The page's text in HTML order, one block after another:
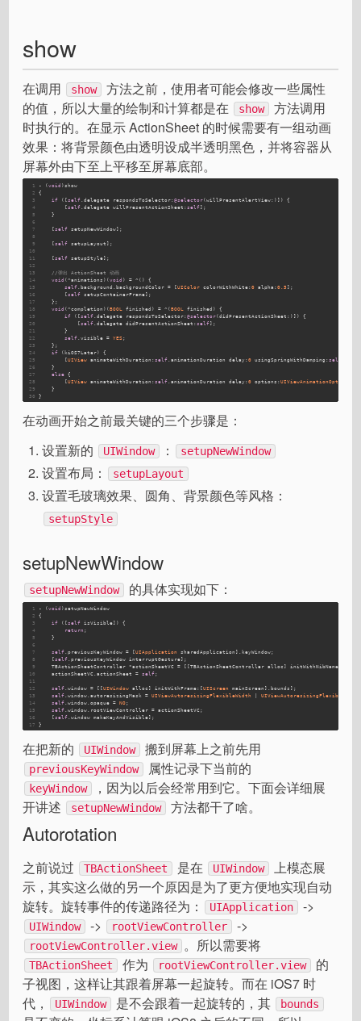
show
在调用 show
方法之前，使用者可能会修改一些属性
的值，所以大量的绘制和计算都是在
show
方法调用
时执行的。在显示 ActionSheet 的时候需要有一组动画
效果：将背景颜色由透明设成半透明黑色，并将容器从
屏幕外由下至上平移至屏幕底部。
1
2
3
4
5
6
7
8
9
10
11
12
13
14
15
16
17
18
19
20
21
22
23
24
25
26
27
28
29
30
- (void )show
{
if
([self .delegate respondsToSelector:@selector(willPresentAlertView:)]) {
        [
self .delegate willPresentActionSheet:self ];
    }
    [
self setupNewWindow];
    [
self setupLayout];
    [
self setupStyle];
//弹出 ActionSheet 动画
void (^animations)(void ) = ^() {
self
.background.backgroundColor = [UIColor colorWithWhite:0 alpha:0.5 ];
        [
self
setupContainerFrame];
    };
void (^completion)(BOOL finished) = ^(BOOL
finished) {
if
([self .delegate respondsToSelector:@selector(didPresentActionSheet:)]) {
            [
self .delegate didPresentActionSheet:self ];
        }
self
.visible = YES ;
    };
if
(kiOS7Later) {
        [
UIView animateWithDuration:self .animationDuration delay:0 usingSpringWithDamping:self
    }
else {
        [
UIView animateWithDuration:self .animationDuration delay:0 options:
    }
}
在动画开始之前最关键的三个步骤是：
设置新的
UIWindow ： setupNewWindow
设置布局： setupLayout
设置毛玻璃效果、圆角、背景颜色等风格：
setupStyle
setupNewWindow
setupNewWindow 的具体实现如下：
1
2
3
4
5
6
7
8
9
10
11
12
13
14
15
16
17
- (void )setupNewWindow
{
if
([self
isVisible]) {
return ;
    }
self .previousKeyWindow = [UIApplication
sharedApplication].keyWindow;
    [
self
.previousKeyWindow interruptGesture];
    TBActionSheetController *actionSheetVC = [[TBActionSheetController alloc] initWithNibName:
    actionSheetVC.actionSheet =
self ;
self .window = [[UIWindow alloc] initWithFrame:[UIScreen
mainScreen].bounds];
self
.window.autoresizingMask = UIViewAutoresizingFlexibleWidth |
self
.window.opaque = NO;
self
.window.rootViewController = actionSheetVC;
    [
self
.window makeKeyAndVisible];
}
在把新的 UIWindow 搬到屏幕上之前先用
previousKeyWindow 属性记录下当前的
keyWindow
，因为以后会经常用到它。下面会详细展
开讲述
setupNewWindow 方法都干了啥。
Autorotation
之前说过 TBActionSheet 是在 UIWindow
上模态展
示，其实这么做的另一个原因是为了更方便地实现自动
旋转。旋转事件的传递路径为：
UIApplication ->
UIWindow -> rootViewController ->
rootViewController.view 。所以需要将
TBActionSheet 作为 rootViewController.view
的
子视图，这样让其跟着屏幕一起旋转。而在 iOS7 时
代，
UIWindow 是不会跟着一起旋转的，其 bounds